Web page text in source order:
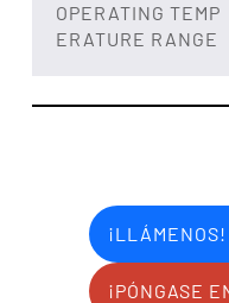
OPERATING TEMP
ERATURE RANGE
¡LLÁMENOS!
¡PÓNGASE